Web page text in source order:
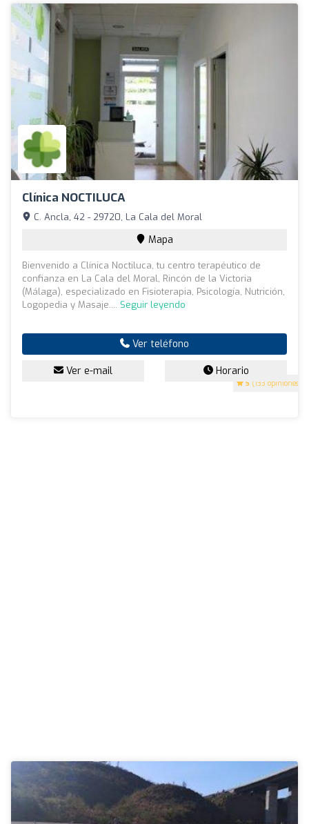
Clínica NOCTILUCA
5 (133 opiniones)
C. Ancla, 42 - 29720, La Cala del Moral
Mapa
Bienvenido a Clínica Noctiluca, tu centro terapéutico de
confianza en La Cala del Moral, Rincón de la Victoria
(Málaga), especializado en Fisioterapia, Psicología, Nutrición,
Logopedia y Masaje.... Seguir leyendo
Ver teléfono
Ver e-mail Horario